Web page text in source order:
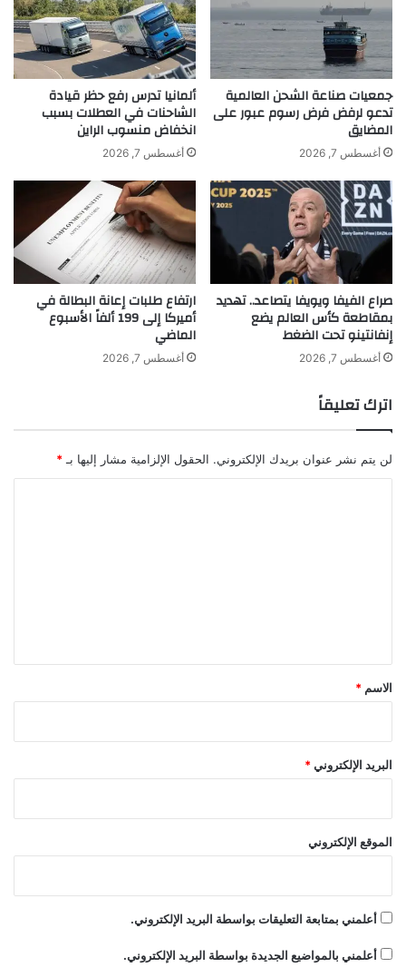
لخصوصية البيانات والأمن الإلكتروني، وفقاً لـ
“رويترز”.
khabar3ajeldubai.com — تيك توك تبرم صفقة لمشروع
مشترك جديد في أميركا لتجنب الحظر
تبرم توك تيك صفقة لمشروع
ا
ة
أ
س
ط
ل
ا
ل
ظ
ل
ر
و
س
ت
ا
ت
ه
ا
ب
د
ت
ر
ا
ت
ر
ا
م
ن
ر
س
جمعيات صناعة الشحن العالمية
تدعو لرفض فرض رسوم عبور على
المضايق
أغسطس 7, 2026
ألمانيا تدرس رفع حظر قيادة
الشاحنات في العطلات بسبب
انخفاض منسوب الراين
أغسطس 7, 2026
صراع الفيفا ويويفا يتصاعد.. تهديد
بمقاطعة كأس العالم يضع
إنفانتينو تحت الضغط
أغسطس 7, 2026
ارتفاع طلبات إعانة البطالة في
أميركا إلى 199 ألفاً الأسبوع
الماضي
أغسطس 7, 2026
اترك تعليقاً
لن يتم نشر عنوان بريدك الإلكتروني. الحقول الإلزامية مشار إليها بـ *
*
الاسم *
البريد الإلكتروني*
الموقع الإلكتروني
أعلمني بمتابعة التعليقات بواسطة البريد الإلكتروني.
أعلمني بالمواضيع الجديدة بواسطة البريد الإلكتروني.